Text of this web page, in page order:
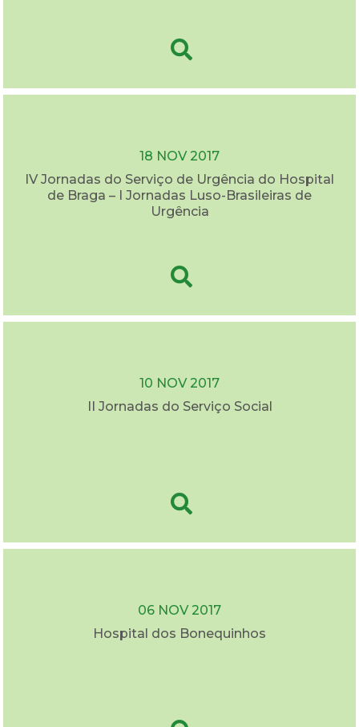
18 NOV 2017
IV Jornadas do Serviço de Urgência do Hospital
de Braga – I Jornadas Luso-Brasileiras de
Urgência
10 NOV 2017
II Jornadas do Serviço Social
06 NOV 2017
Hospital dos Bonequinhos